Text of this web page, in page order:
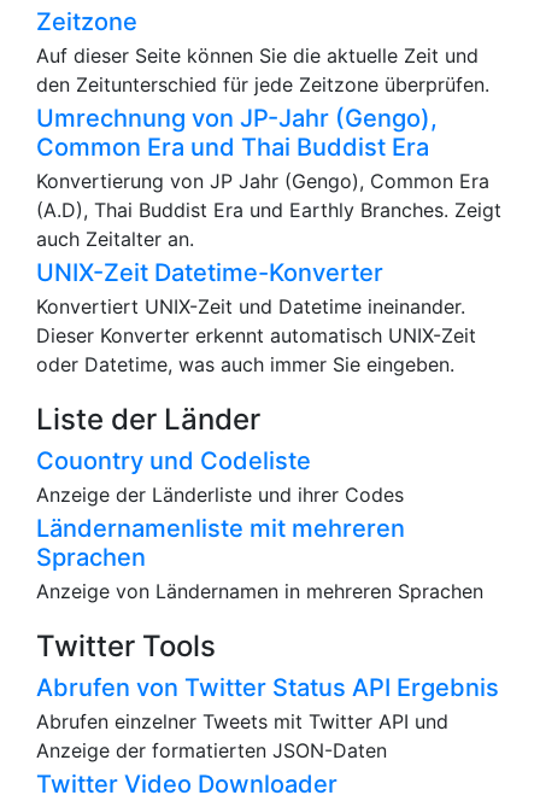
Zeitzone
Auf dieser Seite können Sie die aktuelle Zeit und
den Zeitunterschied für jede Zeitzone überprüfen.
Umrechnung von JP-Jahr (Gengo),
Common Era und Thai Buddist Era
Konvertierung von JP Jahr (Gengo), Common Era
(A.D), Thai Buddist Era und Earthly Branches. Zeigt
auch Zeitalter an.
UNIX-Zeit Datetime-Konverter
Konvertiert UNIX-Zeit und Datetime ineinander.
Dieser Konverter erkennt automatisch UNIX-Zeit
oder Datetime, was auch immer Sie eingeben.
Liste der Länder
Couontry und Codeliste
Anzeige der Länderliste und ihrer Codes
Ländernamenliste mit mehreren
Sprachen
Anzeige von Ländernamen in mehreren Sprachen
Twitter Tools
Abrufen von Twitter Status API Ergebnis
Abrufen einzelner Tweets mit Twitter API und
Anzeige der formatierten JSON-Daten
Twitter Video Downloader